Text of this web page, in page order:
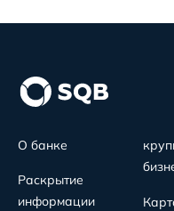
О банке
Раскрытие
информации